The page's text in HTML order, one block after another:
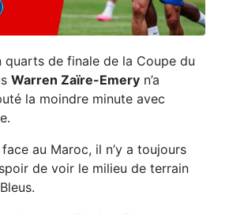
quarts de finale de la Coupe du
Warren Zaïre-Emery n’a
la moindre minute avec
au Maroc, il n’y a toujours
de voir le milieu de terrain